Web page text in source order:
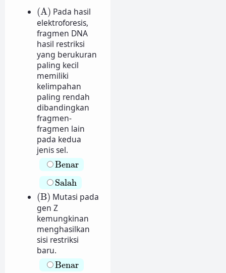
(A)
(A) Pada hasil
elektroforesis,
fragmen DNA
hasil restriksi
yang berukuran
paling kecil
memiliki
kelimpahan
paling rendah
dibandingkan
fragmen-
fragmen lain
pada kedua
jenis sel.
Benar
Benar
Salah
Salah
(B)
(B) Mutasi pada
gen Z
kemungkinan
menghasilkan
sisi restriksi
baru.
Benar
Benar